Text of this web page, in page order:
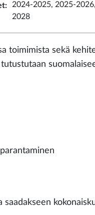
:
2024-2025, 2025-
2028
toimimista sekä